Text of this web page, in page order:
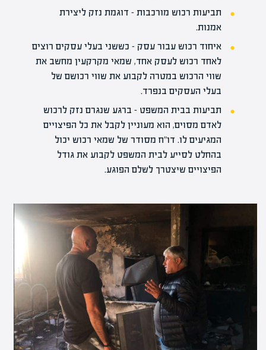
תביעות רכוש מורכבות – דוגמת נזק ליצירת
אמנות.
איחוד רכוש עבור עסק – כששני בעלי עסקים רוצים
לאחד רכוש לעסק אחד, שמאי מקרקעין מחשב את
שווי הרכוש במטרה לקבוע את שווי רכושם של
בעלי העסקים בנפרד.
תביעות בבית המשפט – ברגע שנגרם נזק לרכוש
לאדם מסוים, הוא מעוניין לקבל את כל הפיצויים
המגיעים לו. דו"ח מסודר של שמאי רכוש יכול
בהחלט לסייע לבית המשפט לקבוע את גודל
הפיצויים שיצטרך לשלם הפוגע.